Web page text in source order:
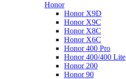
Honor
Honor X9D
Honor X9C
Honor X8C
Honor X6C
Honor 400 Pro
Honor 400/400 Lite
Honor 200
Honor 90